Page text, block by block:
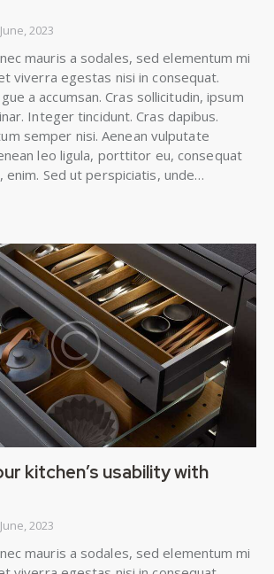
2023
mauris a sodales, sed elementum mi
viverra egestas nisi in consequat.
a accumsan. Cras sollicitudin, ipsum
Integer tincidunt. Cras dapibus.
semper nisi. Aenean vulputate
leo ligula, porttitor eu, consequat
enim. Sed ut perspiciatis, unde…
kitchen’s usability with
2023
mauris a sodales, sed elementum mi